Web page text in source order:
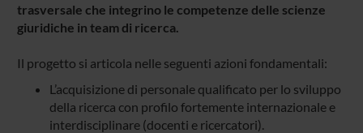
trasversale che integrino le competenze delle scienze
giuridiche in team di ricerca.
Il progetto si articola nelle seguenti azioni fondamentali:
L’acquisizione di personale qualificato per lo sviluppo
della ricerca con profilo fortemente internazionale e
interdisciplinare (docenti e ricercatori).